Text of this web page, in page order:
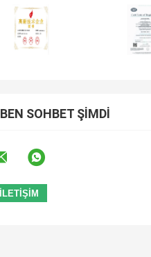
BEN SOHBET ŞIMDI